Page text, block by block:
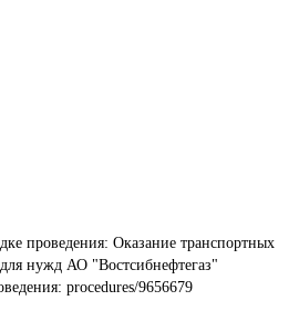
проведения: Оказание транспортных
нужд АО "Востсибнефтегаз"
procedures/9656679